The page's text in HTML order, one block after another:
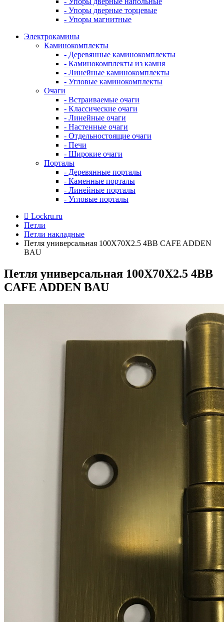
- Упоры дверные торцевые
- Упоры магнитные
Электрокамины
Каминокомплекты
- Деревянные каминокомплекты
- Каминокомплекты из камня
- Линейные каминокомплекты
- Угловые каминокомплекты
Очаги
- Встраиваемые очаги
- Классические очаги
- Линейные очаги
- Настенные очаги
- Отдельностоящие очаги
- Печи
- Широкие очаги
Порталы
- Деревянные порталы
- Каменные порталы
- Линейные порталы
- Угловые порталы
Lockru.ru
Петли
Петли накладные
Петля универсальная 100X70X2.5 4BB CAFE ADDEN
BAU
Петля универсальная 100X70X2.5 4BB
CAFE ADDEN BAU